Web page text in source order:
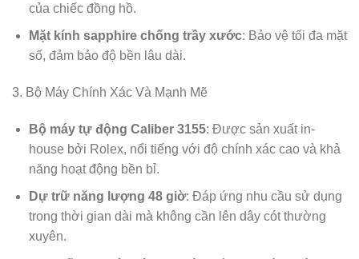
của chiếc đồng hồ.
Mặt kính sapphire chống trầy xước: Bảo vệ tối đa mặt
số, đảm bảo độ bền lâu dài.
3. Bộ Máy Chính Xác Và Mạnh Mẽ
Bộ máy tự động Caliber 3155: Được sản xuất in-
house bởi Rolex, nổi tiếng với độ chính xác cao và khả
năng hoạt động bền bỉ.
Dự trữ năng lượng 48 giờ: Đáp ứng nhu cầu sử dụng
trong thời gian dài mà không cần lên dây cót thường
xuyên.